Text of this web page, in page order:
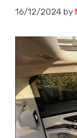
16/12/2024 by